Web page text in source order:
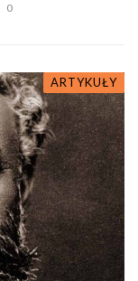
0
ARTYKUŁY